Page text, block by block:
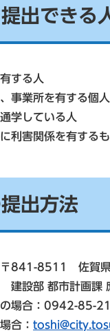
出できる
する人
事業所を有する個
学している人
利害関係を有する
出方法
〒841-8511 佐賀
設部 都市計画課
の場合：0942-85-
合：